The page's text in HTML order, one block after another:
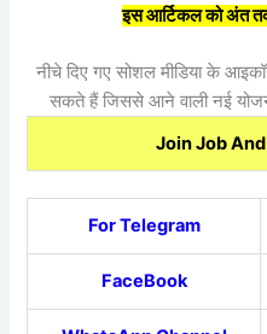
इस आर्टिकल को अंत
नीचे दिए गए सोशल मीडिया के
सकते हैं जिससे आने वाली नई
Join Job
For Telegram
FaceBook